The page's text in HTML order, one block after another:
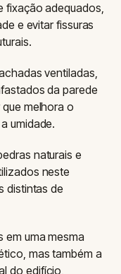
fixação adequados,
e evitar fissuras
ventiladas,
da parede
melhora o
umidade.
naturais e
neste
distintas de
em uma mesma
mas também a
do edifício,